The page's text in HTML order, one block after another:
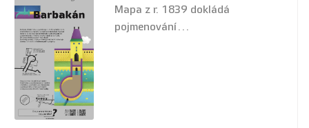
Mapa z r. 1839 dokládá
pojmenování…